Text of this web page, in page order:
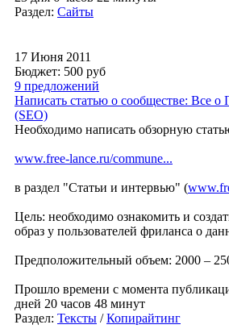
Раздел: Сайты
17 Июня 2011
Бюджет: 500 руб
9 предложений
Написать статью о сообществе: Все
(SEO)
Необходимо написать обзорную
www.free-lance.ru/commune...
в раздел "Статьи и интервью" (
Цель: необходимо ознакомить и
образ у пользователей фриланса о
Предположительный объем: 2000 –
Прошло времени с момента
дней 20 часов 48 минут
Раздел: Тексты /Копирайтинг